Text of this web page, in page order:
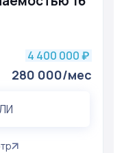
4 400 000 ₽
280 000/мес